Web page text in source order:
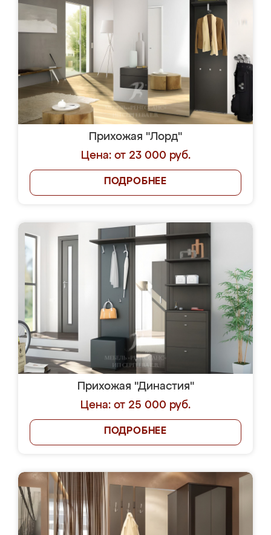
Прихожая "Лорд"
Цена: от 23 000 руб.
ПОДРОБНЕЕ
Прихожая "Династия"
Цена: от 25 000 руб.
ПОДРОБНЕЕ